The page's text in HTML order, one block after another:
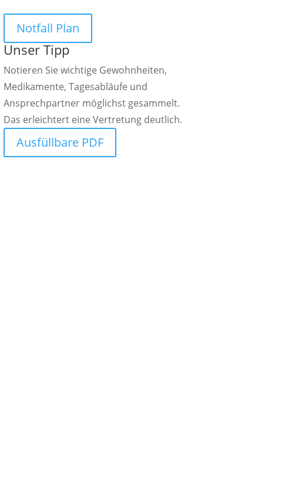
Notfall Plan
Unser Tipp
Notieren Sie wichtige Gewohnheiten,
Medikamente, Tagesabläufe und
Ansprechpartner möglichst gesammelt.
Das erleichtert eine Vertretung deutlich.
Ausfüllbare PDF